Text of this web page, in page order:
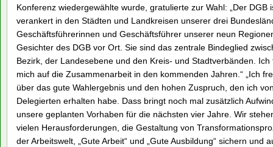
Konferenz wiedergewählte wurde, gratulierte zur Wahl: „Der DGB
verankert in den Städten und Landkreisen unserer drei
Geschäftsführerinnen und Geschäftsführer unserer neun
Gesichter des DGB vor Ort. Sie sind das zentrale Bindeglied
Bezirk, der Landesebene und den Kreis- und Stadtverbänden. Ich
mich auf die Zusammenarbeit in den kommenden Jahren.“ „Ich
über das gute Wahlergebnis und den hohen Zuspruch, den ich
Delegierten erhalten habe. Dass bringt noch mal zusätzlich
unsere geplanten Vorhaben für die nächsten vier Jahre. Wir
vielen Herausforderungen, die Gestaltung von
der Arbeitswelt, „Gute Arbeit“ und „Gute Ausbildung“ sichern und